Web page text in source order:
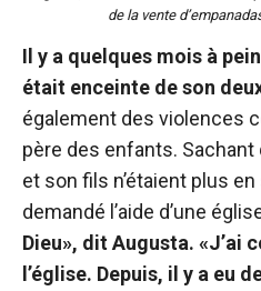
de la vente
Il y a quelques mois à
était enceinte de son
également des violences
père des enfants. Sachant
et son fils n’étaient plus
demandé l’aide d’une
Dieu», dit Augusta. «J’ai
l’église. Depuis, il y a eu